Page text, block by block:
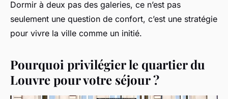
Dormir à deux pas des galeries, ce n’est pas
seulement une question de confort, c’est une stratégie
pour vivre la ville comme un initié.
Pourquoi privilégier le quartier du
Louvre pour votre séjour ?